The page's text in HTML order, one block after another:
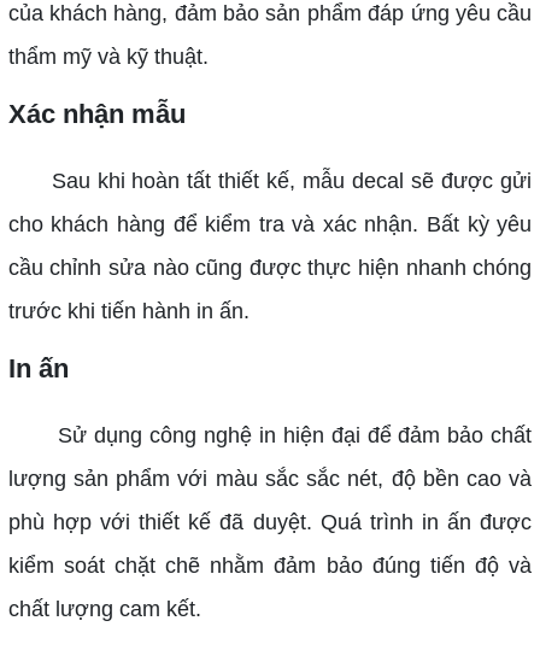
của khách hàng, đảm bảo sản phẩm đáp ứng yêu cầu
thẩm mỹ và kỹ thuật.
Xác nhận mẫu
Sau khi hoàn tất thiết kế, mẫu decal sẽ được gửi
cho khách hàng để kiểm tra và xác nhận. Bất kỳ yêu
cầu chỉnh sửa nào cũng được thực hiện nhanh chóng
trước khi tiến hành in ấn.
In ấn
Sử dụng công nghệ in hiện đại để đảm bảo chất
lượng sản phẩm với màu sắc sắc nét, độ bền cao và
phù hợp với thiết kế đã duyệt. Quá trình in ấn được
kiểm soát chặt chẽ nhằm đảm bảo đúng tiến độ và
chất lượng cam kết.